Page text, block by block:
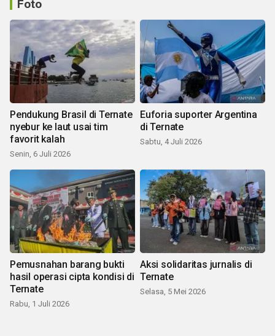
Foto
Pendukung Brasil di Ternate
nyebur ke laut usai tim
favorit kalah
Senin, 6 Juli 2026
Euforia suporter Argentina
di Ternate
Sabtu, 4 Juli 2026
Pemusnahan barang bukti
hasil operasi cipta kondisi di
Ternate
Rabu, 1 Juli 2026
Aksi solidaritas jurnalis di
Ternate
Selasa, 5 Mei 2026